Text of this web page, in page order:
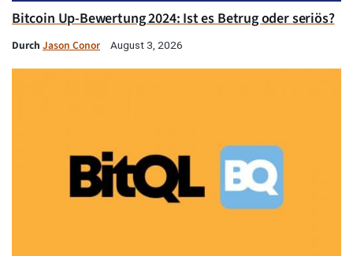
Bitcoin Up-Bewertung 2024: Ist es Betrug oder seriös?
Durch Jason Conor August 3, 2026